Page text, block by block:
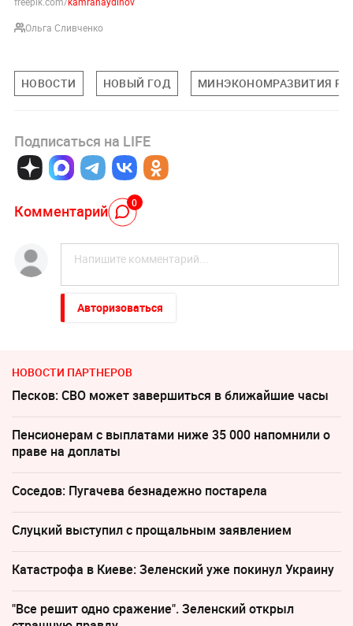
Ольга Сливченко
НОВОСТИ НОВЫЙ ГОД МИНЭКОНОМРАЗВИТИЯ РФ
Подписаться на LIFE
Комментарий 0
Авторизоваться
НОВОСТИ ПАРТНЕРОВ
Песков: СВО может завершиться в ближайшие часы
Пенсионерам с выплатами ниже 35 000 напомнили о
праве на доплаты
Соседов: Пугачева безнадежно постарела
Слуцкий выступил с прощальным заявлением
Катастрофа в Киеве: Зеленский уже покинул Украину
"Все решит одно сражение". Зеленский открыл